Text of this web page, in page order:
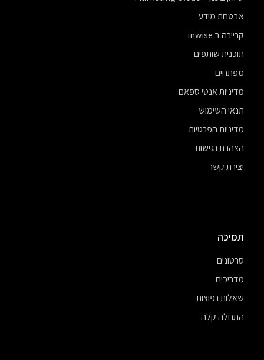
אבטחת מידע
קריירה ב inwise
תוכנית שותפים
מפתחים
מדיניות אנטי ספאם
תנאי השימוש
מדיניות הפרטיות
הצהרת נגישות
יצירת קשר
תמיכה
סרטונים
מדריכים
שאלות נפוצות
התחלה קלה